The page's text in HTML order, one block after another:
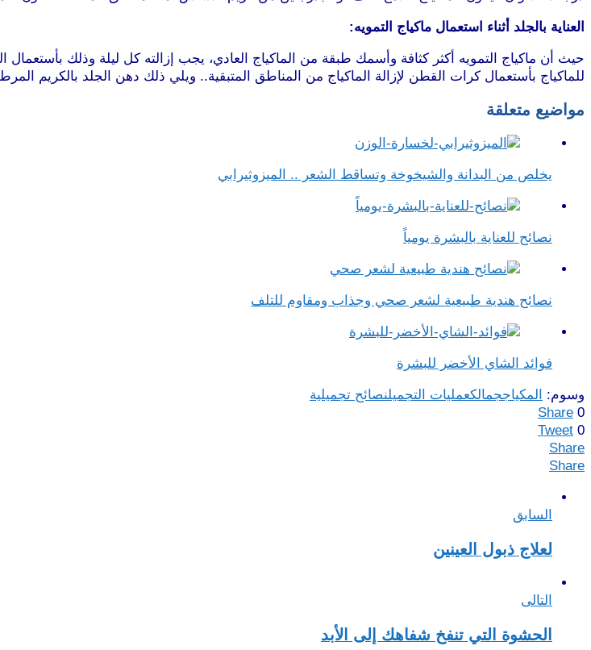
العناية بالجلد أثناء استعمال ماكياج التمويه:
حيث أن ماكياج التمويه أكثر كثافة وأسمك طبقة من الماكياج العادي، يجب إزالته كل ليلة وذلك
للماكياج بأستعمال كرات القطن لإزالة الماكياج من المناطق المتبقية.. ويلي ذلك دهن الجلد بالكريم
مواضيع متعلقة
يخلص من البدانة والشيخوخة وتساقط الشعر .. الميزوثيرابي
نصائح للعناية بالبشرة يومياً
نصائح هندية طبيعية لشعر صحي وجذاب ومقاوم للتلف
فوائد الشاي الأخضر للبشرة
وسوم: المكياججمالكعمليات التجميلنصائح تجميلية
Share 0
Tweet 0
Share
Share
السابق
لعلاج ذبول العينين
التالى
الحشوة التي تنفخ شفاهك إلى الأبد